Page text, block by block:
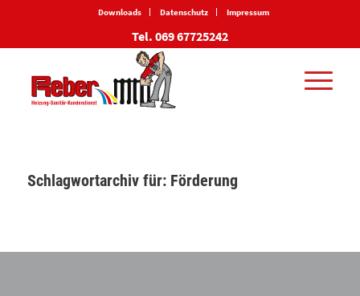
Downloads Datenschutz Impressum
Tel. 069 67725242
Schlagwortarchiv für: Förderung